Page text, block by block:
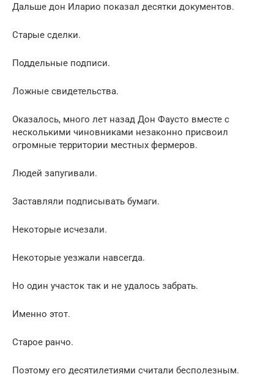
Дальше дон Иларио показал десятки документов.
Старые сделки.
Поддельные подписи.
Ложные свидетельства.
Оказалось, много лет назад Дон Фаусто вместе с
несколькими чиновниками незаконно присвоил
огромные территории местных фермеров.
Людей запугивали.
Заставляли подписывать бумаги.
Некоторые исчезали.
Некоторые уезжали навсегда.
Но один участок так и не удалось забрать.
Именно этот.
Старое ранчо.
Поэтому его десятилетиями считали бесполезным.